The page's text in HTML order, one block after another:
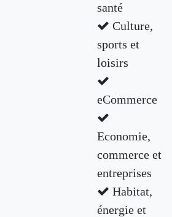
santé
Culture,
sports et
loisirs
eCommerce
Economie,
commerce et
entreprises
Habitat,
énergie et